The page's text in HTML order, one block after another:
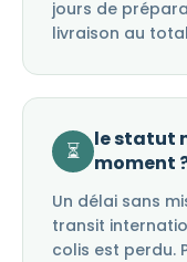
jours de
livraison au
⏳
le statut
moment
Un délai sans
transit
colis est perdu.